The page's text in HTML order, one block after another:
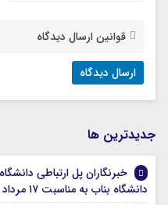
قوانین ارسال دیدگاه
جديدترين ها
خبرنگاران پل ارتباطی
دانشگاه بناب به مناسبت ۱۷ مرداد